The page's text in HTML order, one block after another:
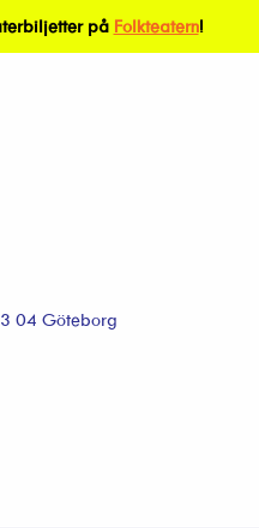
på Folkteatern!
04 Göteborg